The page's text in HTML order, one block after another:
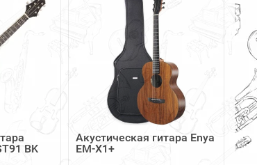
BK
Акустическая гитара Enya
EM-X1+